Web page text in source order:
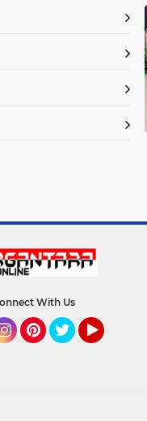
With Us